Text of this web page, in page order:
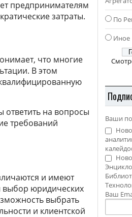
предпринимателям
затраты.
что многие
В этом
ответить на вопросы
требований
и имеют
выбор юридических
выбрать
и клиентской
По
Иное
Ваши
Ваш